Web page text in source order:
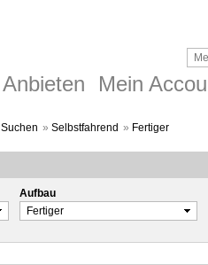
Anbieten Mein
Suchen » Selbstfahrend » Fertiger
Aufbau